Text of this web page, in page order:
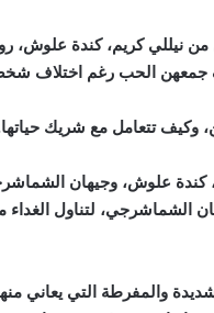
نيللي كريم، كندة علوش،
جمعهن الحب رغم اختلاف
وكيف تتعامل مع شريك
كندة علوش، وجيهان
الشماشرجي، لتناول الغداء
والمفرطة التي يعاني